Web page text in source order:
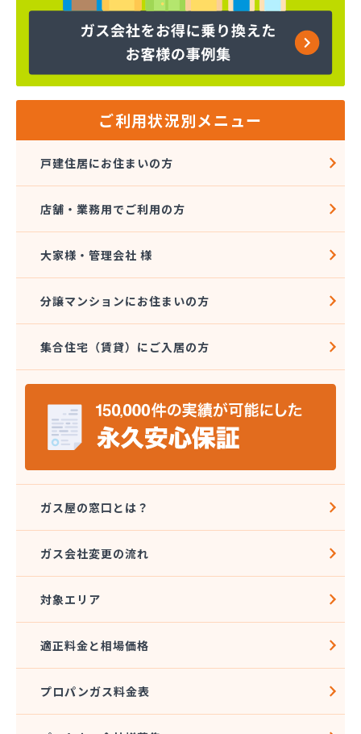
加藤プロパン(株)
河野商事(株) 横浜支店
(株)TOKAI 横浜支店
(株)TOKAI 相模原支店
(株)アオヤギ
(株)アンドウ 西谷営業所
(株)アンドウ 菅田店
(株)エコタ
(株)エネサンス関東 横浜営業所
(株)エネサンス関東 東京事業所
(株)エネワークス相模
(株)ガスデン
(株)カナエル
(株)カナジュウ・コーポレーション
(株)くまがい
(株)クラスタ
(株)クラスタ 湘南営業所
(株)サガミ 三崎営業所
(株)サガミ 湘南支店
(株)サタケ
(株)サナミ商会
(株)サンエル
(株)シンサナミ
(株)セイカ 相模原営業所
ご利用状況別メニュー
戸建住居にお住まいの方
店舗・業務用でご利用の方
大家様・管理会社 様
分譲マンションにお住まいの方
集合住宅（賃貸）にご入居の方
ガス屋の窓口とは？
ガス会社変更の流れ
対象エリア
適正料金と相場価格
プロパンガス料金表